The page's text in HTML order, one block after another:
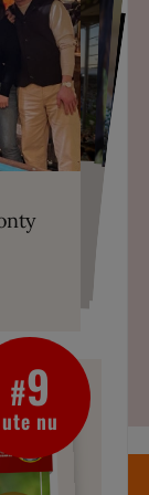
är allt
fång
blivit
tränaren
#9
ute nu